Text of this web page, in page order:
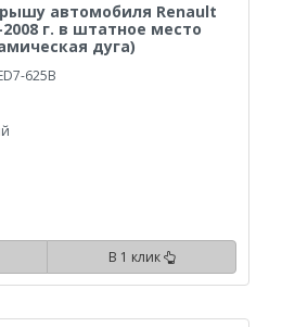
автомобиля Renault
2008 г. в штатное место
дуга)
625B
В 1 клик